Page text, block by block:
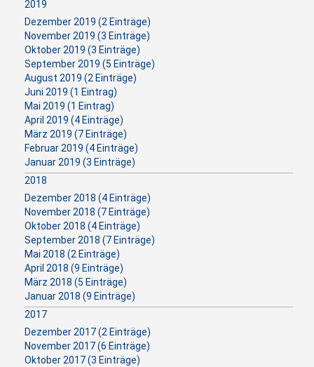
2019
Dezember 2019 (2 Einträge)
November 2019 (3 Einträge)
Oktober 2019 (3 Einträge)
September 2019 (5 Einträge)
August 2019 (2 Einträge)
Juni 2019 (1 Eintrag)
Mai 2019 (1 Eintrag)
April 2019 (4 Einträge)
März 2019 (7 Einträge)
Februar 2019 (4 Einträge)
Januar 2019 (3 Einträge)
2018
Dezember 2018 (4 Einträge)
November 2018 (7 Einträge)
Oktober 2018 (4 Einträge)
September 2018 (7 Einträge)
Mai 2018 (2 Einträge)
April 2018 (9 Einträge)
März 2018 (5 Einträge)
Januar 2018 (9 Einträge)
2017
Dezember 2017 (2 Einträge)
November 2017 (6 Einträge)
Oktober 2017 (3 Einträge)